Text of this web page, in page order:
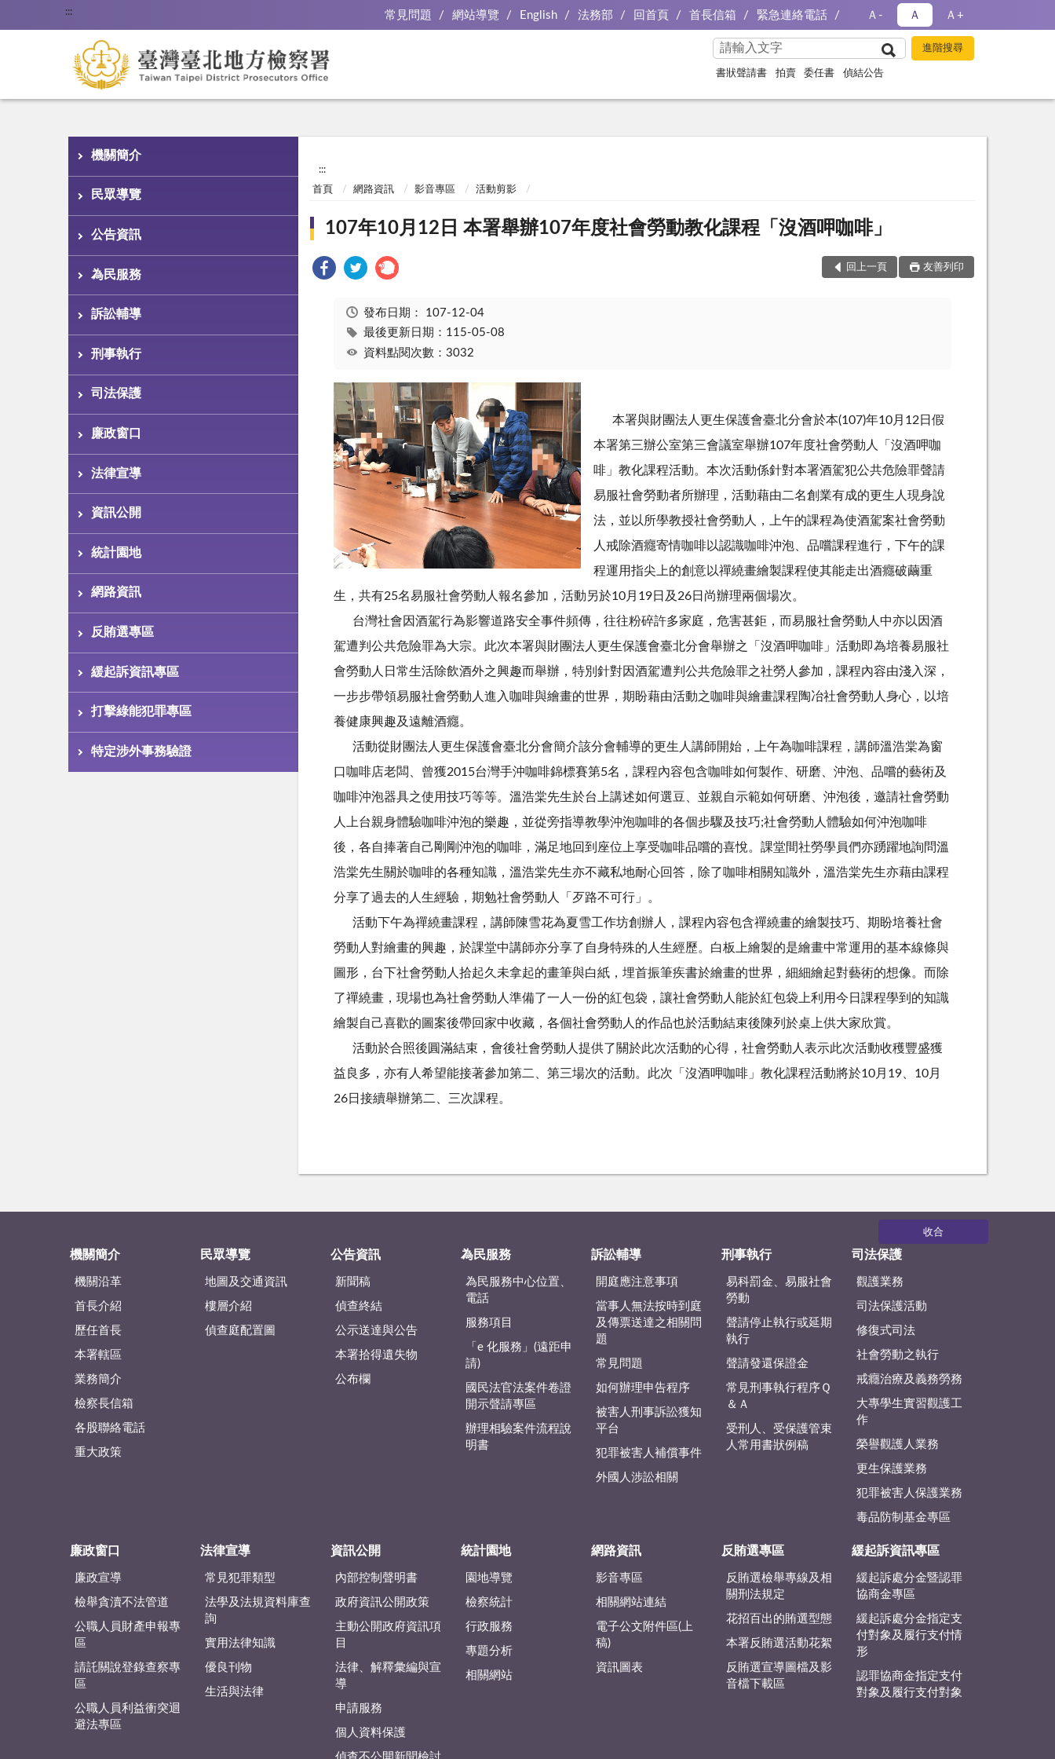
::: 常見問題 網站導覽 English 法務部 回首頁 首長信箱 緊急連絡電話 Ａ- Ａ Ａ+
書狀聲請書 拍賣 委任書 偵結公告
機關簡介
民眾導覽
公告資訊
為民服務
訴訟輔導
刑事執行
司法保護
廉政窗口
法律宣導
資訊公開
統計園地
網路資訊
反賄選專區
緩起訴資訊專區
打擊綠能犯罪專區
特定涉外事務驗證
:::
首頁 網路資訊 影音專區 活動剪影
107年10月12日 本署舉辦107年度社會勞動教化課程「沒酒呷咖啡」
回上一頁 友善列印
發布日期： 107-12-04
最後更新日期：115-05-08
資料點閱次數：3032
本署與財團法人更生保護會臺北分會於本(107)年10月12日假
本署第三辦公室第三會議室舉辦107年度社會勞動人「沒酒呷咖
啡」教化課程活動。本次活動係針對本署酒駕犯公共危險罪聲請
易服社會勞動者所辦理，活動藉由二名創業有成的更生人現身說
法，並以所學教授社會勞動人，上午的課程為使酒駕案社會勞動
人戒除酒癮寄情咖啡以認識咖啡沖泡、品嚐課程進行，下午的課
程運用指尖上的創意以禪繞畫繪製課程使其能走出酒癮破繭重
生，共有25名易服社會勞動人報名參加，活動另於10月19日及26日尚辦理兩個場次。
台灣社會因酒駕行為影響道路安全事件頻傳，往往粉碎許多家庭，危害甚鉅，而易服社會勞動人中亦以因酒
駕遭判公共危險罪為大宗。此次本署與財團法人更生保護會臺北分會舉辦之「沒酒呷咖啡」活動即為培養易服社
會勞動人日常生活除飲酒外之興趣而舉辦，特別針對因酒駕遭判公共危險罪之社勞人參加，課程內容由淺入深，
一步步帶領易服社會勞動人進入咖啡與繪畫的世界，期盼藉由活動之咖啡與繪畫課程陶冶社會勞動人身心，以培
養健康興趣及遠離酒癮。
活動從財團法人更生保護會臺北分會簡介該分會輔導的更生人講師開始，上午為咖啡課程，講師溫浩棠為窗
口咖啡店老闆、曾獲2015台灣手沖咖啡錦標賽第5名，課程內容包含咖啡如何製作、研磨、沖泡、品嚐的藝術及
咖啡沖泡器具之使用技巧等等。溫浩棠先生於台上講述如何選豆、並親自示範如何研磨、沖泡後，邀請社會勞動
人上台親身體驗咖啡沖泡的樂趣，並從旁指導教學沖泡咖啡的各個步驟及技巧;社會勞動人體驗如何沖泡咖啡
後，各自捧著自己剛剛沖泡的咖啡，滿足地回到座位上享受咖啡品嚐的喜悅。課堂間社勞學員們亦踴躍地詢問溫
浩棠先生關於咖啡的各種知識，溫浩棠先生亦不藏私地耐心回答，除了咖啡相關知識外，溫浩棠先生亦藉由課程
分享了過去的人生經驗，期勉社會勞動人「歹路不可行」。
活動下午為禪繞畫課程，講師陳雪花為夏雪工作坊創辦人，課程內容包含禪繞畫的繪製技巧、期盼培養社會
勞動人對繪畫的興趣，於課堂中講師亦分享了自身特殊的人生經歷。白板上繪製的是繪畫中常運用的基本線條與
圖形，台下社會勞動人拾起久未拿起的畫筆與白紙，埋首振筆疾書於繪畫的世界，細細繪起對藝術的想像。而除
了禪繞畫，現場也為社會勞動人準備了一人一份的紅包袋，讓社會勞動人能於紅包袋上利用今日課程學到的知識
繪製自己喜歡的圖案後帶回家中收藏，各個社會勞動人的作品也於活動結束後陳列於桌上供大家欣賞。
活動於合照後圓滿結束，會後社會勞動人提供了關於此次活動的心得，社會勞動人表示此次活動收穫豐盛獲
益良多，亦有人希望能接著參加第二、第三場次的活動。此次「沒酒呷咖啡」教化課程活動將於10月19、10月
26日接續舉辦第二、三次課程。
收合
機關簡介
機關沿革
首長介紹
歷任首長
本署轄區
業務簡介
檢察長信箱
各股聯絡電話
重大政策
民眾導覽
地圖及交通資訊
樓層介紹
偵查庭配置圖
公告資訊
新聞稿
偵查終結
公示送達與公告
本署拾得遺失物
公布欄
為民服務
為民服務中心位置、
電話
服務項目
「e 化服務」(遠距申
請)
國民法官法案件卷證
開示聲請專區
辦理相驗案件流程說
明書
訴訟輔導
開庭應注意事項
當事人無法按時到庭
及傳票送達之相關問
題
常見問題
如何辦理申告程序
被害人刑事訴訟獲知
平台
犯罪被害人補償事件
外國人涉訟相關
刑事執行
易科罰金、易服社會
勞動
聲請停止執行或延期
執行
聲請發還保證金
常見刑事執行程序Ｑ
＆Ａ
受刑人、受保護管束
人常用書狀例稿
司法保護
觀護業務
司法保護活動
修復式司法
社會勞動之執行
戒癮治療及義務勞務
大專學生實習觀護工
作
榮譽觀護人業務
更生保護業務
犯罪被害人保護業務
毒品防制基金專區
廉政窗口
廉政宣導
檢舉貪瀆不法管道
公職人員財產申報專
區
請託關說登錄查察專
區
公職人員利益衝突迴
避法專區
法律宣導
常見犯罪類型
法學及法規資料庫查
詢
實用法律知識
優良刊物
生活與法律
資訊公開
內部控制聲明書
政府資訊公開政策
主動公開政府資訊項
目
法律、解釋彙編與宣
導
申請服務
個人資料保護
統計園地
園地導覽
檢察統計
行政服務
專題分析
相關網站
網路資訊
影音專區
相關網站連結
電子公文附件區(上
稿)
資訊圖表
反賄選專區
反賄選檢舉專線及相
關刑法規定
花招百出的賄選型態
本署反賄選活動花絮
反賄選宣導圖檔及影
音檔下載區
緩起訴資訊專區
緩起訴處分金暨認罪
協商金專區
緩起訴處分金指定支
付對象及履行支付情
形
認罪協商金指定支付
對象及履行支付對象